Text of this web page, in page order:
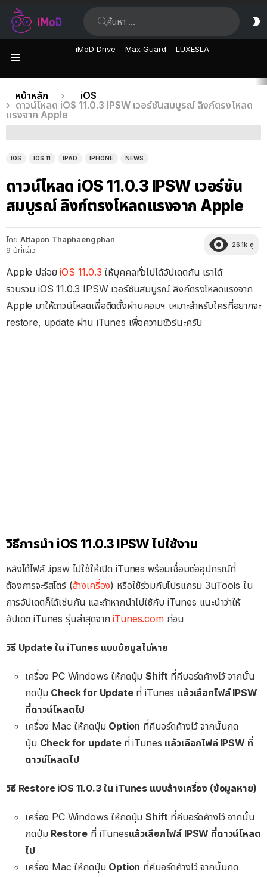
iMoD Drive Max Guard LUXESLA
เรื่อง
ล่าสุด
คุณอยู่ที่นี่:
หน้าหลัก
iOS
ดาวน์โหลด iOS 11.0.3 IPSW เวอร์ชันสมบูรณ์ ลิงก์ตรงโหลด
แรงจาก Apple
IOS IOS 11 IPAD IPHONE NEWS
ดาวน์โหลด iOS 11.0.3 IPSW เวอร์ชัน
สมบูรณ์ ลิงก์ตรงโหลดแรงจาก Apple
โดย Attapon Thaphaengphan
9 ปีที่แล้ว
26.1k ดู
Apple ปล่อยiOS 11.0.3 ให้บุคคลทั่วไปได้อัปเดตกัน เราได้
รวบรวม iOS 11.0.3 IPSW เวอร์ชันสมบูรณ์ ลิงก์ตรงโหลดแรงจาก
Apple มาให้ดาวน์โหลดเพื่อติดตั้งผ่านคอมฯ เหมาะสำหรับใครที่อยากจะ
restore, update ผ่าน iTunes เพื่อความชัวร์นะครับ
วิธีการนำ iOS 11.0.3 IPSW ไปใช้งาน
หลังได้ไฟล์ .ipsw ไปใช้ให้เปิด iTunes พร้อมเชื่อมต่ออุปกรณ์ที่
ต้องการจะรีสโตร์ (ล้างเครื่อง) หรือใช้ร่วมกับโปรแกรม3uTools ใน
การอัปเดตก็ได้เช่นกัน และถ้าหากนำไปใช้กับ iTunes แนะนำว่าให้
อัปเดต iTunes รุ่นล่าสุดจากiTunes.comก่อน
วิธี Update ใน iTunes แบบข้อมูลไม่หาย
เครื่อง PC Windows ให้กดปุ่มShiftที่คีบอร์ดค้างไว้ จากนั้น
กดปุ่ม Check for Updateที่ iTunes แล้วเลือกไฟล์ IPSW
ที่ดาวน์โหลดไป
เครื่อง Mac ให้กดปุ่ม Option ที่คีบอร์ดค้างไว้ จากนั้นกด
ปุ่ม Check for update ที่ iTunes แล้วเลือกไฟล์ IPSW ที่
ดาวน์โหลดไป
วิธี Restore iOS 11.0.3 ใน iTunes แบบล้างเครื่อง (ข้อมูลหาย)
เครื่อง PC Windows ให้กดปุ่มShiftที่คีบอร์ดค้างไว้ จากนั้น
กดปุ่ม Restore ที่ iTunesแล้วเลือกไฟล์ IPSW ที่ดาวน์โหลด
ไป
เครื่อง Mac ให้กดปุ่ม Option ที่คีบอร์ดค้างไว้ จากนั้นกด